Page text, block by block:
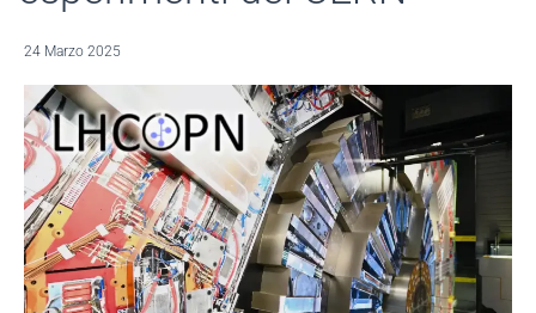
24 Marzo 2025